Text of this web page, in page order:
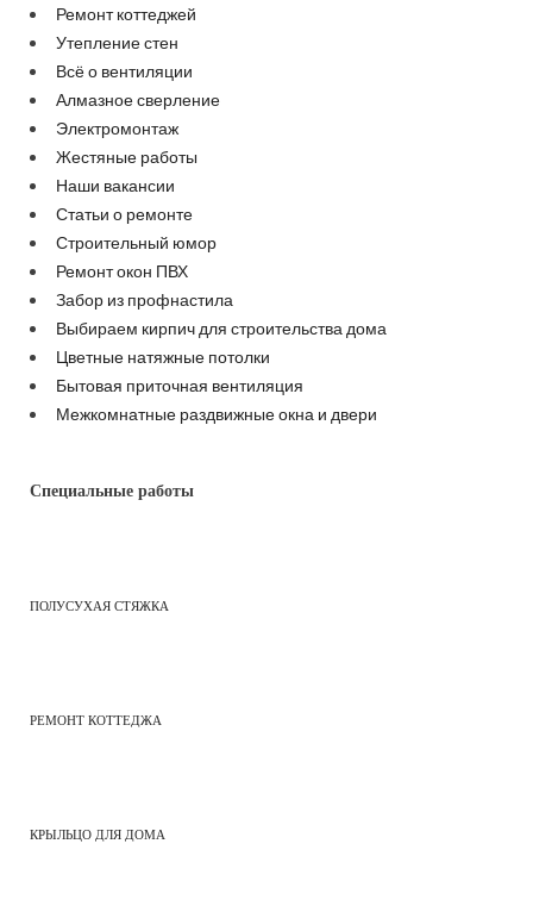
Ремонт коттеджей
Утепление стен
Всё о вентиляции
Алмазное сверление
Электромонтаж
Жестяные работы
Наши вакансии
Статьи о ремонте
Строительный юмор
Ремонт окон ПВХ
Забор из профнастила
Выбираем кирпич для строительства дома
Цветные натяжные потолки
Бытовая приточная вентиляция
Межкомнатные раздвижные окна и двери
Специальные работы
ПОЛУСУХАЯ СТЯЖКА
РЕМОНТ КОТТЕДЖА
КРЫЛЬЦО ДЛЯ ДОМА